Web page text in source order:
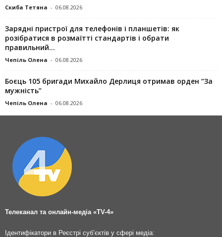
Скиба Тетяна - 06.08.2026
Зарядні пристрої для телефонів і планшетів: як
розібратися в розмаїтті стандартів і обрати
правильний...
Чепіль Олена - 06.08.2026
Боєць 105 бригади Михайло Дерлиця отримав орден “За
мужність”
Чепіль Олена - 06.08.2026
Телеканал та онлайн-медіа «TV-4»
Ідентифікатори в Реєстрі суб’єктів у сфері медіа: